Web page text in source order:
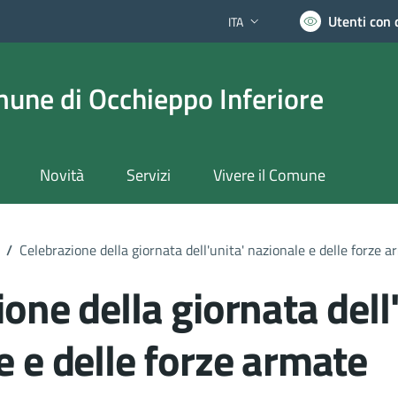
Lingua attiva:
ITA Utenti con
di Occhieppo Inferiore
Novità Servizi Vivere il Comune
/ Celebrazione della giornata dell'unita' nazionale e delle forze
della giornata
e delle forze armate